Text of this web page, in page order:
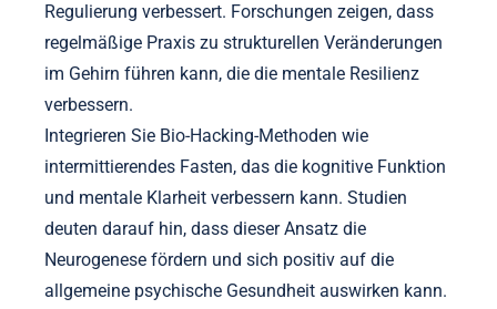
Regulierung verbessert. Forschungen zeigen, dass
regelmäßige Praxis zu strukturellen Veränderungen
im Gehirn führen kann, die die mentale Resilienz
verbessern.
Integrieren Sie Bio-Hacking-Methoden wie
intermittierendes Fasten, das die kognitive Funktion
und mentale Klarheit verbessern kann. Studien
deuten darauf hin, dass dieser Ansatz die
Neurogenese fördern und sich positiv auf die
allgemeine psychische Gesundheit auswirken kann.